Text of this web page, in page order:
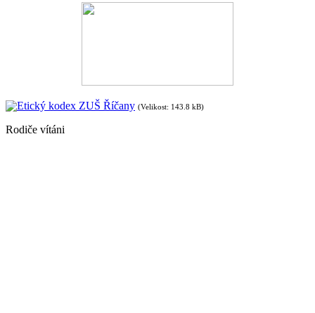
Etický kodex ZUŠ Říčany (Velikost: 143.8 kB)
Rodiče vítáni